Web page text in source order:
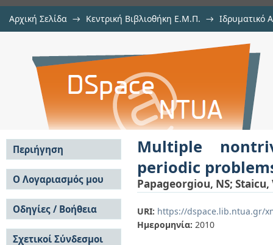
Αρχική Σελίδα → Κεντρική Βιβλιοθήκη Ε.Μ.Π. → Ιδρυματικό
Multiple nontrivial solutions for
Multiple
periodic
Papageorgiou, NS; Staicu,
URI: https://dspace.lib.ntua.gr/
Ημερομηνία: 2010
Περιήγηση
Σε όλο το DSpace
Κοινότητες & Συλλογές
Ανά Ημερομηνία
Έκδοσης
Συγγραφείς
Τίτλοι
Ο Λογαριασμός μου
Σύνδεση
Εγγραφή
Οδηγίες / Βοήθεια
Οδηγίες Υποβολής
Οδηγίες Χρήσης ΙΑ
Σχετικοί Σύνδεσμοι